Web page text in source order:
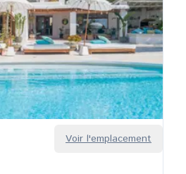
Voir l'emplacement